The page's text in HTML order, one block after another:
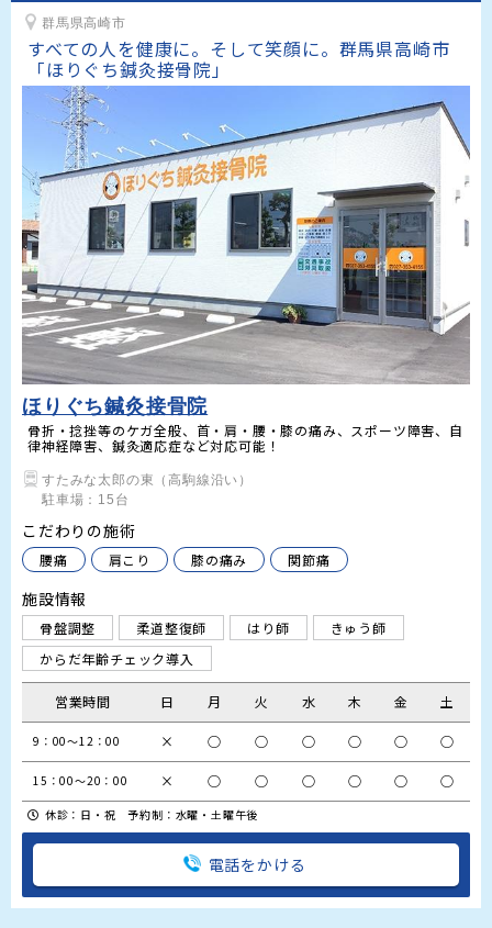
群馬県高崎市
すべての人を健康に。そして笑顔に。群馬県高崎市
「ほりぐち鍼灸接骨院」
ほりぐち鍼灸接骨院
骨折・捻挫等のケガ全般、首・肩・腰・膝の痛み、スポーツ障害、自
律神経障害、鍼灸適応症など対応可能！
すたみな太郎の東（高駒線沿い）
こだわりの施術
腰痛 肩こり 膝の痛み 関節痛
施設情報
骨盤調整 柔道整復師 はり師
きゅう師
からだ年齢チェック導入
営業時間 日 月 火 水 木 金 土
9：00～12：00 × ○ ○ ○ ○ ○ ○
15：00～20：00 × ○ ○ ○ ○ ○ ○
休診：日・祝 予約制：水曜・土曜午後
電話をかける